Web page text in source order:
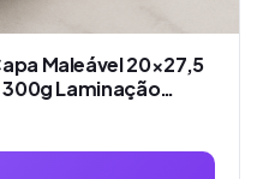
Maleável 20×27,5
Laminação…